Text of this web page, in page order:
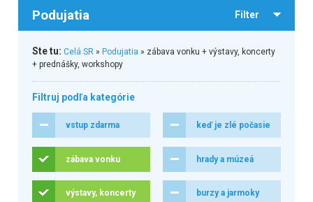
Podujatia Filter
Ste tu: Celá SR» Podujatia » zábava vonku + výstavy, koncerty
+ prednášky, workshopy
Filtruj podľa kategórie
vstup zdarma keď je zlé počasie
zábava vonku hrady a múzeá
výstavy, koncerty burzy a jarmoky